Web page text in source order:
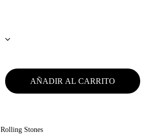
AÑADIR AL CARRITO
Rolling Stones